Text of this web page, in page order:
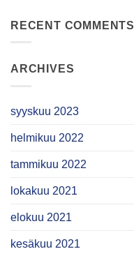
RECENT COMMENTS
ARCHIVES
syyskuu 2023
helmikuu 2022
tammikuu 2022
lokakuu 2021
elokuu 2021
kesäkuu 2021